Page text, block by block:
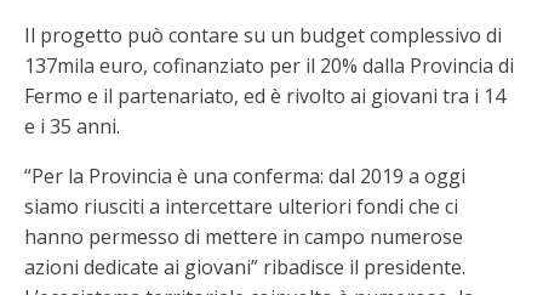
Il progetto può contare su un budget complessivo di
137mila euro, cofinanziato per il 20% dalla Provincia di
Fermo e il partenariato, ed è rivolto ai giovani tra i 14
e i 35 anni.
“Per la Provincia è una conferma: dal 2019 a oggi
siamo riusciti a intercettare ulteriori fondi che ci
hanno permesso di mettere in campo numerose
azioni dedicate ai giovani” ribadisce il presidente.